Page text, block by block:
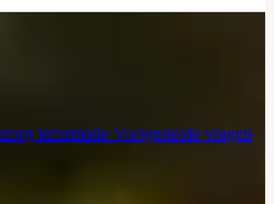
informatie Veelgestelde vragen